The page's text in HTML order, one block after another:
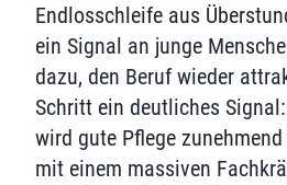
Endlosschleife aus
ein Signal an junge
dazu, den Beruf wieder
Schritt ein deutliches
wird gute Pflege
mit einem massiven